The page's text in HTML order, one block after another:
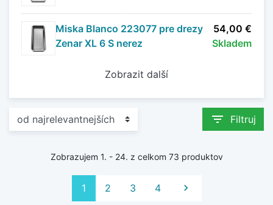
Miska Blanco 223077 pre drezy
Zenar XL 6 S nerez
54,00 €
Skladem
Zobrazit další
filter_list Filtruj
Zobrazujem 1. - 24. z celkom 73 produktov
1 2 3 4 Ďalej
